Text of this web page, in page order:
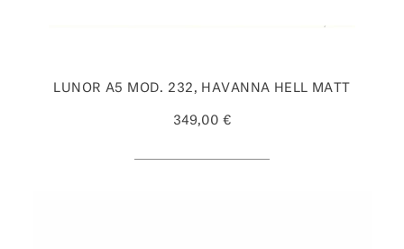
LUNOR A5 MOD. 232, HAVANNA HELL MATT
349,00 €